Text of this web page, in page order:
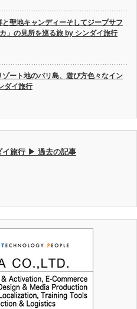
と聖地キャンディーそしてジープサフ
」の見所を巡る旅 by シンダイ旅行
ゾート地のバリ島、遊び方色々なイン
ダイ旅行
イ旅行 ▶ 過去の記事